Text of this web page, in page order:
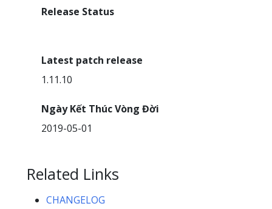
Release Status
Latest patch release
1.11.10
Ngày Kết Thúc Vòng Đời
2019-05-01
Related Links
CHANGELOG